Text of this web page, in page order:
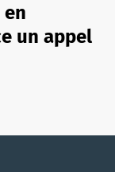
en
un appel